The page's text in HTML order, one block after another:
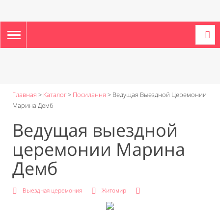
TOGGLE
NAVIGATION
Главная > Каталог> Посилання > Ведущая Выездной Церемонии
Марина Демб
Ведущая выездной
церемонии Марина
Демб
Выездная церемония Житомир